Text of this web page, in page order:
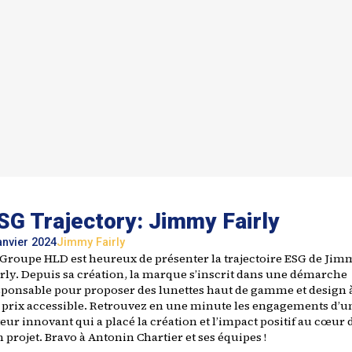
Trajectory: Jimmy Fairly
2024Jimmy Fairly
HLD est heureux de présenter la trajectoire ESG de
Depuis sa création, la marque s’inscrit dans une démarche
pour proposer des lunettes haut de gamme et design
accessible. Retrouvez en une minute les engagements
innovant qui a placé la création et l’impact positif au cœur
projet. Bravo à Antonin Chartier et ses équipes !